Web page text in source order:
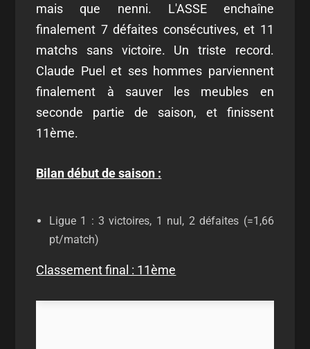
mais que nenni. L'ASSE enchaîne
finalement 7 défaites consécutives, et 11
matchs sans victoire. Un triste record.
Claude Puel et ses hommes parviennent
finalement à sauver les meubles en
seconde partie de saison, et finissent
11ème.
Bilan début de saison :
Ligue 1 : 3 victoires, 1 nul, 2 défaites (=1,66
pt/match)
Classement final : 11ème